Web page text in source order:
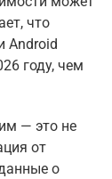
что
Android
году, чем
— это не
от
о